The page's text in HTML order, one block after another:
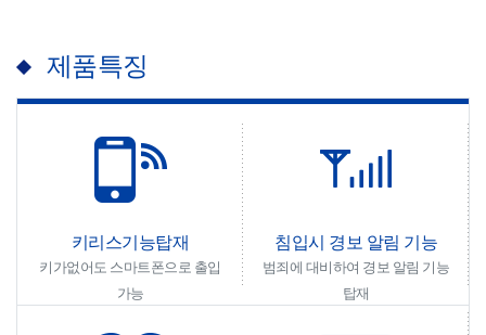
제품특징
키리스기능탑재
키가없어도 스마트폰으로 출입
가능
침입시 경보 알림 기능
범죄에 대비하여 경보 알림 기능
탑재